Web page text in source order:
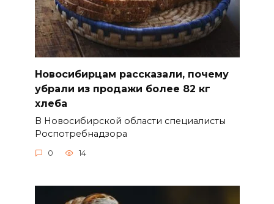
Новосибирцам рассказали, почему
убрали из продажи более 82 кг
хлеба
В Новосибирской области специалисты
Роспотребнадзора
0 14